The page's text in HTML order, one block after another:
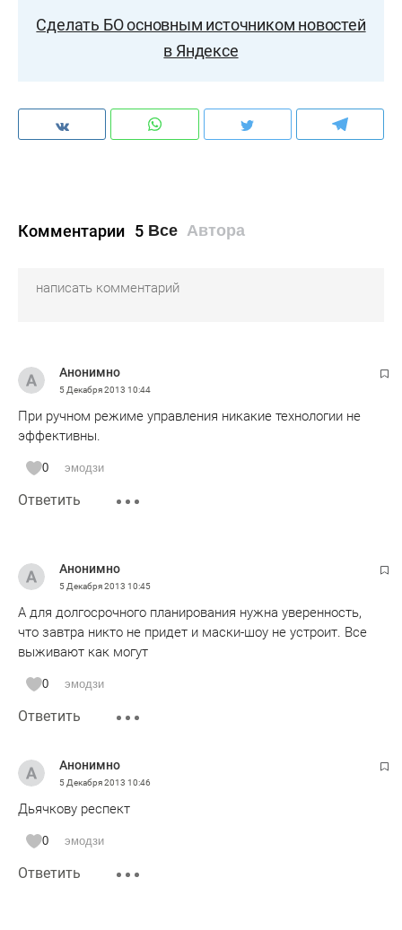
Сделать БО основным источником новостей
в Яндексе
Комментарии 5 Все Автора
Анонимно
5 Декабря 2013 10:44
При ручном режиме управления никакие технологии не
эффективны.
0 эмодзи
Ответить
Анонимно
5 Декабря 2013 10:45
А для долгосрочного планирования нужна уверенность,
что завтра никто не придет и маски-шоу не устроит. Все
выживают как могут
0 эмодзи
Ответить
Анонимно
5 Декабря 2013 10:46
Дьячкову респект
0 эмодзи
Ответить